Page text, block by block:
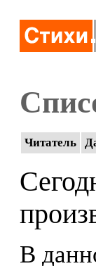
Читатель
В